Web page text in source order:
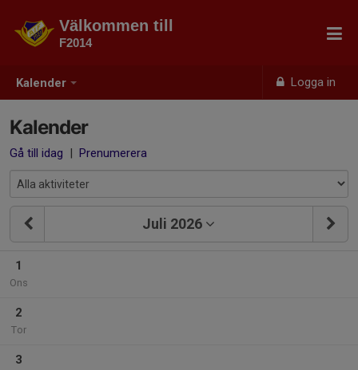
Kalender Logga in
Välkommen till
F2014
Kalender
Gå till idag | Prenumerera
Juli 2026
1
Ons
2
Tor
3